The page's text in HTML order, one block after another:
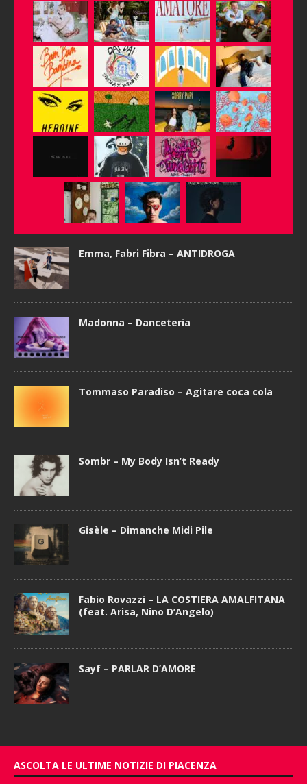
Emma, Fabri Fibra – ANTIDROGA
Madonna – Danceteria
Tommaso Paradiso – Agitare coca cola
Sombr – My Body Isn’t Ready
Gisèle – Dimanche Midi Pile
Fabio Rovazzi – LA COSTIERA AMALFITANA
(feat. Arisa, Nino D’Angelo)
Sayf – PARLAR D’AMORE
ASCOLTA LE ULTIME NOTIZIE DI PIACENZA